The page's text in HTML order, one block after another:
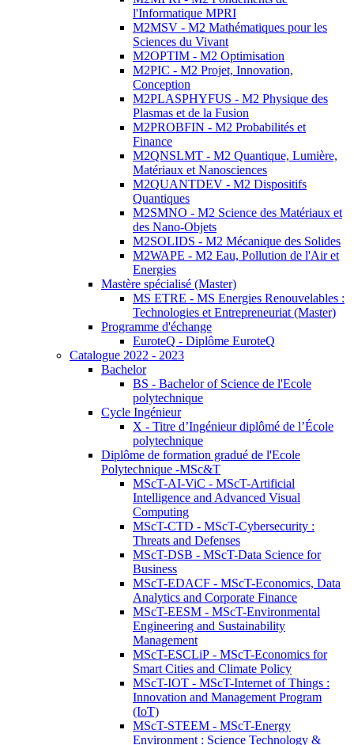
l'Informatique MPRI
M2MSV - M2 Mathématiques pour les
Sciences du Vivant
M2OPTIM - M2 Optimisation
M2PIC - M2 Projet, Innovation,
Conception
M2PLASPHYFUS - M2 Physique des
Plasmas et de la Fusion
M2PROBFIN - M2 Probabilités et
Finance
M2QNSLMT - M2 Quantique, Lumière,
Matériaux et Nanosciences
M2QUANTDEV - M2 Dispositifs
Quantiques
M2SMNO - M2 Science des Matériaux et
des Nano-Objets
M2SOLIDS - M2 Mécanique des Solides
M2WAPE - M2 Eau, Pollution de l'Air et
Energies
Mastère spécialisé (Master)
MS ETRE - MS Energies Renouvelables :
Technologies et Entrepreneuriat (Master)
Programme d'échange
EuroteQ - Diplôme EuroteQ
Catalogue 2022 - 2023
Bachelor
BS - Bachelor of Science de l'Ecole
polytechnique
Cycle Ingénieur
X - Titre d’Ingénieur diplômé de l’École
polytechnique
Diplôme de formation gradué de l'Ecole
Polytechnique -MSc&T
MScT-AI-ViC - MScT-Artificial
Intelligence and Advanced Visual
Computing
MScT-CTD - MScT-Cybersecurity :
Threats and Defenses
MScT-DSB - MScT-Data Science for
Business
MScT-EDACF - MScT-Economics, Data
Analytics and Corporate Finance
MScT-EESM - MScT-Environmental
Engineering and Sustainability
Management
MScT-ESCLiP - MScT-Economics for
Smart Cities and Climate Policy
MScT-IOT - MScT-Internet of Things :
Innovation and Management Program
(IoT)
MScT-STEEM - MScT-Energy
Environment : Science Technology &